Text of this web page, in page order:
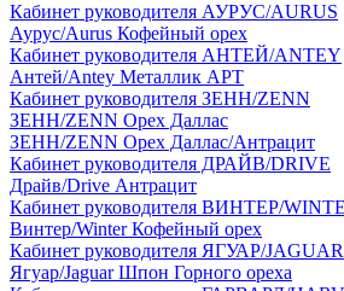
Кабинет руководителя АУРУС/AURUS
Аурус/Aurus Кофейный орех
Кабинет руководителя АНТЕЙ/ANTEY
Антей/Antey Металлик АРТ
Кабинет руководителя ЗЕНН/ZENN
ЗЕНН/ZENN Орех Даллас
ЗЕНН/ZENN Орех Даллас/Антрацит
Кабинет руководителя ДРАЙВ/DRIVE
Драйв/Drive Антрацит
Кабинет руководителя ВИНТЕР/
Винтер/Winter Кофейный орех
Кабинет руководителя ЯГУАР/JAGUAR
Ягуар/Jaguar Шпон Горного ореха